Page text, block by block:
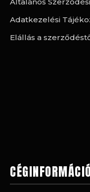
Adatkezelési
Elállás a